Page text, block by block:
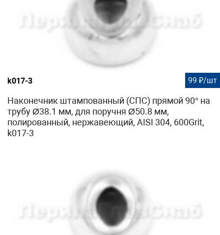
k017-3 99 ₽/шт
Наконечник штампованный (СПС) прямой 90° на
трубу Ø38.1 мм, для поручня Ø50.8 мм,
полированный, нержавеющий, AISI 304, 600Grit,
k017-3